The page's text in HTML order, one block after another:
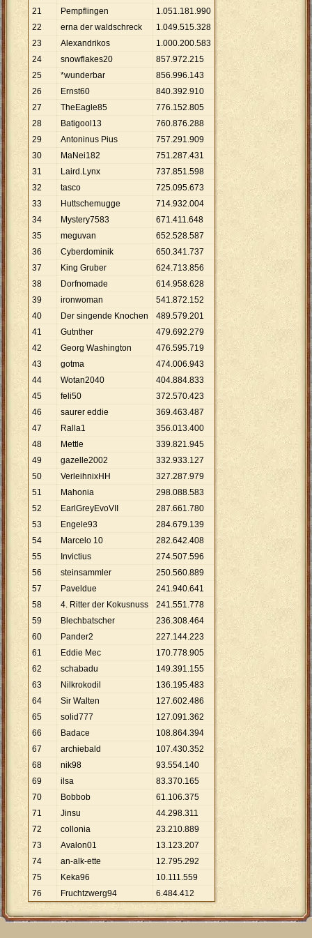
21
Pempflingen 1.051.181.990
22
erna der waldschreck 1.049.515.328
23
Alexandrikos 1.000.200.583
24
snowflakes20 857.972.215
25
*wunderbar 856.996.143
26
Ernst60 840.392.910
27
TheEagle85 776.152.805
28
Batigool13 760.876.288
29
Antoninus Pius 757.291.909
30
MaNei182 751.287.431
31
Laird.Lynx 737.851.598
32
tasco 725.095.673
33
Huttschemugge 714.932.004
34
Mystery7583 671.411.648
35
meguvan 652.528.587
36
Cyberdominik 650.341.737
37
King Gruber 624.713.856
38
Dorfnomade 614.958.628
39
ironwoman 541.872.152
40
Der singende Knochen 489.579.201
41
Gutnther 479.692.279
42
Georg Washington 476.595.719
43
gotma 474.006.943
44
Wotan2040 404.884.833
45
feli50 372.570.423
46
saurer eddie 369.463.487
47
Ralla1 356.013.400
48
Mettle 339.821.945
49
gazelle2002 332.933.127
50
VerleihnixHH 327.287.979
51
Mahonia 298.088.583
52
EarlGreyEvoVII 287.661.780
53
Engele93 284.679.139
54
Marcelo 10 282.642.408
55
Invictius 274.507.596
56
steinsammler 250.560.889
57
Paveldue 241.940.641
58
4. Ritter der Kokusnuss 241.551.778
59
Blechbatscher 236.308.464
60
Pander2 227.144.223
61
Eddie Mec 170.778.905
62
schabadu 149.391.155
63
Nilkrokodil 136.195.483
64
Sir Walten 127.602.486
65
solid777 127.091.362
66
Badace 108.864.394
67
archiebald 107.430.352
68
nik98 93.554.140
69
ilsa 83.370.165
70
Bobbob 61.106.375
71
Jinsu 44.298.311
72
collonia 23.210.889
73
Avalon01 13.123.207
74
an-alk-ette 12.795.292
75
Keka96 10.111.559
76
Fruchtzwerg94 6.484.412